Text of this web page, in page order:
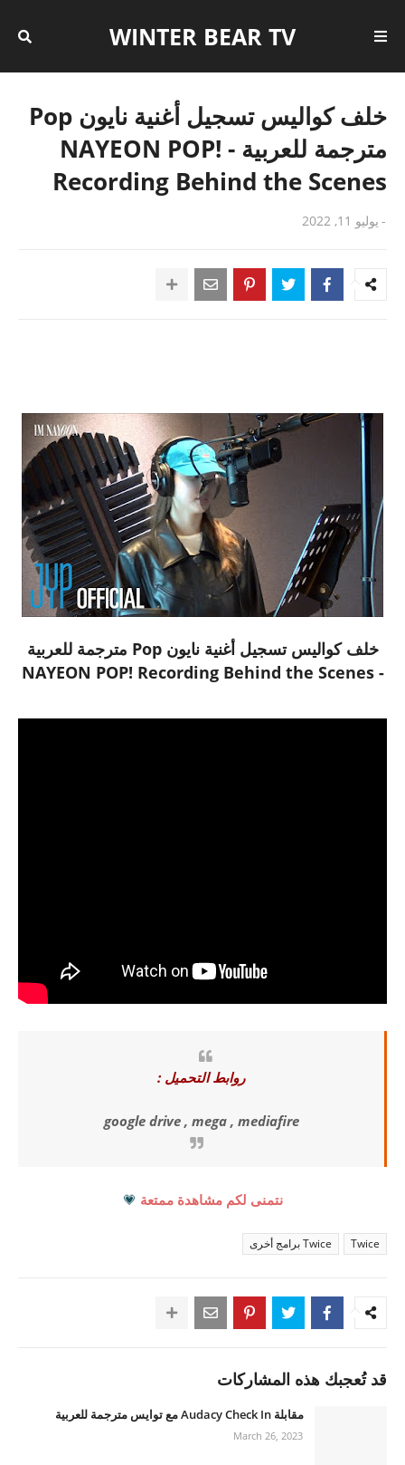
WINTER BEAR TV
خلف كواليس تسجيل أغنية نايون Pop
مترجمة للعربية - NAYEON POP!
Recording Behind the Scenes
- يوليو 11, 2022
خلف كواليس تسجيل أغنية نايون Pop مترجمة للعربية
- NAYEON POP! Recording Behind the Scenes
روابط التحميل :
google drive , mega , mediafire
نتمنى لكم مشاهدة ممتعة 💗
Twice Twice برامج أخرى
قد تُعجبك هذه المشاركات
مقابلة Audacy Check In مع توايس مترجمة للعربية
March 26, 2023